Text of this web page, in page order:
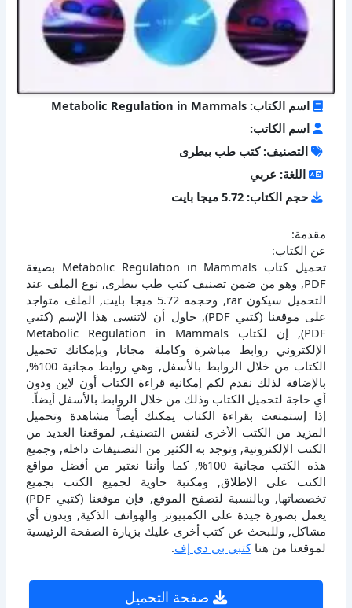
اسم الكتاب: Metabolic Regulation in Mammals
اسم الكاتب:
التصنيف: كتب طب بيطرى
اللغة: عربي
حجم الكتاب: 5.72 ميجا بايت
مقدمة:
عن الكتاب:
تحميل كتاب Metabolic Regulation in Mammals بصيغة
PDF, وهو من ضمن تصنيف كتب طب بيطرى, نوع الملف عند
التحميل سيكون rar, وحجمه 5.72 ميجا بايت, الملف متواجد
على موقعنا (كتبي PDF), حاول أن لاتنسى هذا الإسم (كتبي
PDF), إن لكتاب Metabolic Regulation in Mammals
الإلكتروني روابط مباشرة وكاملة مجانا, وبإمكانك تحميل
الكتاب من خلال الروابط بالأسفل, وهي روابط مجانية 100%,
بالإضافة لذلك نقدم لكم إمكانية قراءة الكتاب أون لاين ودون
أي حاجة لتحميل الكتاب وذلك من خلال الروابط بالأسفل أيضاً.
إذا إستمتعت بقراءة الكتاب يمكنك أيضاً مشاهدة وتحميل
المزيد من الكتب الأخرى لنفس التصنيف, لموقعنا العديد من
الكتب الإلكترونية, وتوجد به الكثير من التصنيفات داخله, وجميع
هذه الكتب مجانية 100%, كما وأننا نعتبر من أفضل مواقع
الكتب على الإطلاق, ومكتبة حاوية لجميع الكتب بجميع
تخصصاتها, وبالنسبة لتصفح الموقع, فإن موقعنا (كتبي PDF)
يعمل بصورة جيدة على الكمبيوتر والهواتف الذكية, وبدون أي
مشاكل, وللبحث عن كتب أخرى عليك بزيارة الصفحة الرئيسية
لموقعنا من هناكتبي بي دي إف.
صفحة التحميل